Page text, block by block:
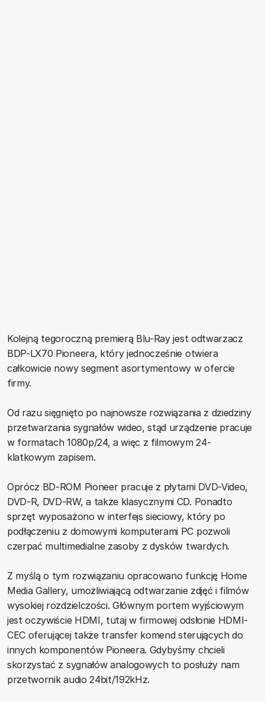
Kolejną tegoroczną premierą Blu-Ray jest odtwarzacz
BDP-LX70 Pioneera, który jednocześnie otwiera
całkowicie nowy segment asortymentowy w ofercie
firmy.
Od razu sięgnięto po najnowsze rozwiązania z dziedziny
przetwarzania sygnałów wideo, stąd urządzenie pracuje
w formatach 1080p/24, a więc z filmowym 24-
klatkowym zapisem.
Oprócz BD-ROM Pioneer pracuje z płytami DVD-Video,
DVD-R, DVD-RW, a także klasycznymi CD. Ponadto
sprzęt wyposażono w interfejs sieciowy, który po
podłączeniu z domowymi komputerami PC pozwoli
czerpać multimedialne zasoby z dysków twardych.
Z myślą o tym rozwiązaniu opracowano funkcję Home
Media Gallery, umożliwiającą odtwarzanie zdjęć i filmów
wysokiej rozdzielczości. Głównym portem wyjściowym
jest oczywiście HDMI, tutaj w firmowej odsłonie HDMI-
CEC oferującej także transfer komend sterujących do
innych komponentów Pioneera. Gdybyśmy chcieli
skorzystać z sygnałów analogowych to posłuży nam
przetwornik audio 24bit/192kHz.